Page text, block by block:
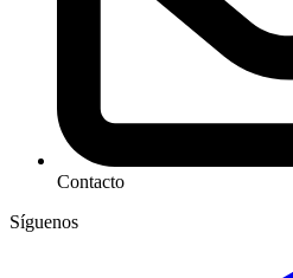
Contacto
Síguenos